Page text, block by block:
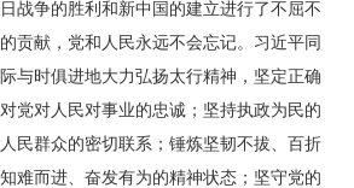
战争的胜利和新中国的建立进行了不屈不
贡献，党和人民永远不会忘记。习近平同
与时俱进地大力弘扬太行精神，坚定正确
党对人民对事业的忠诚；坚持执政为民的
民群众的密切联系；锤炼坚韧不拔、百折
难而进、奋发有为的精神状态；坚守党的